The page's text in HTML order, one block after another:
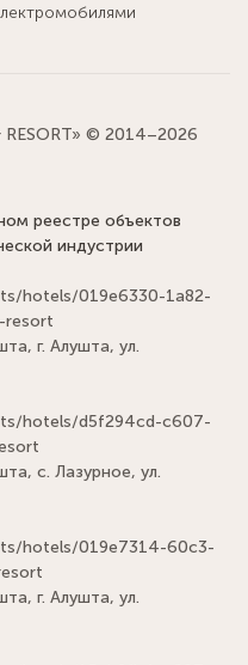
RESORT» © 2014–2026
реестре объектов
индустрии
hotels/019e6330-1a82-
resort
г. Алушта, ул.
hotels/d5f294cd-c607-
с. Лазурное, ул.
hotels/019e7314-60c3-
г. Алушта, ул.